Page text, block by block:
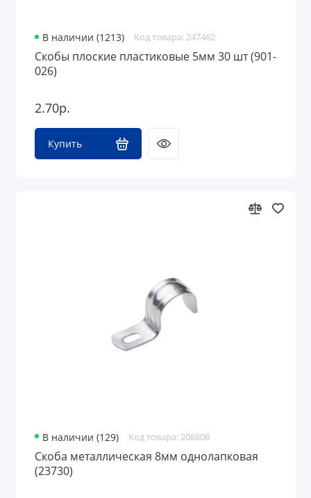
В наличии (1213) Код товара: 247462
Скобы плоские пластиковые 5мм 30 шт (901-
026)
2.70р.
Купить
В наличии (129) Код товара: 208808
Скоба металлическая 8мм однолапковая
(23730)